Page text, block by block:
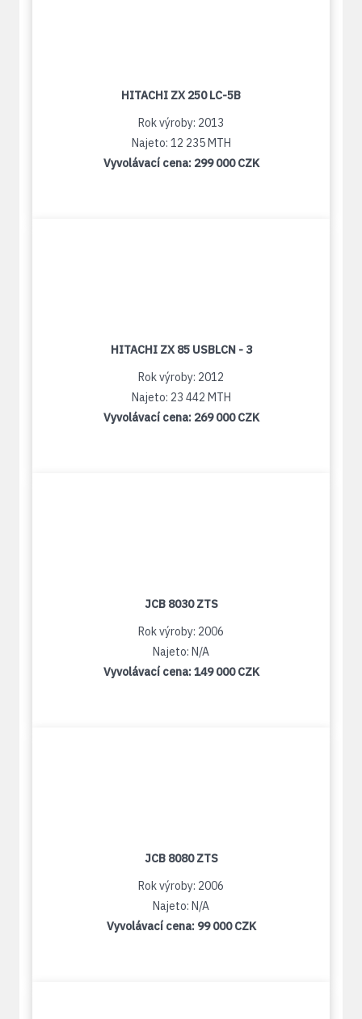
HITACHI ZX 250 LC-5B
Rok výroby: 2013
Najeto: 12 235 MTH
Vyvolávací cena: 299 000 CZK
HITACHI ZX 85 USBLCN - 3
Rok výroby: 2012
Najeto: 23 442 MTH
Vyvolávací cena: 269 000 CZK
JCB 8030 ZTS
Rok výroby: 2006
Najeto: N/A
Vyvolávací cena:149 000 CZK
JCB 8080 ZTS
Rok výroby: 2006
Najeto: N/A
Vyvolávací cena: 99 000 CZK